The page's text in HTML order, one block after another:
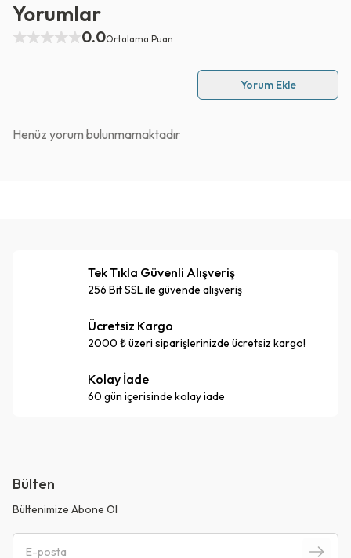
Yorumlar
0.0Ortalama Puan
Yorum Ekle
Henüz yorum bulunmamaktadır
Tek Tıkla Güvenli Alışveriş
256 Bit SSL ile güvende alışveriş
Ücretsiz Kargo
2000 ₺ üzeri siparişlerinizde ücretsiz kargo!
Kolay İade
60 gün içerisinde kolay iade
Bülten
Bültenimize Abone Ol